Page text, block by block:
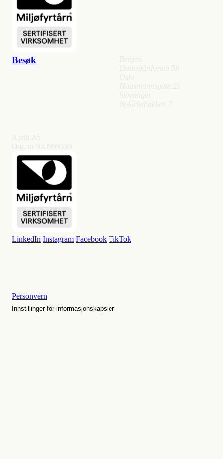
Besøk
LinkedIn Instagram Facebook TikTok
Personvern
Innstillinger for informasjonskapsler